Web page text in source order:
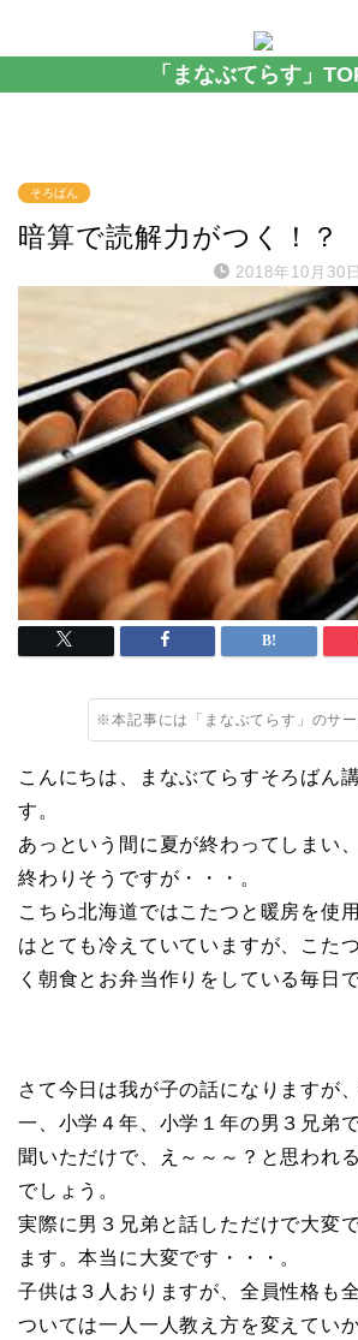
「まなぶてらす」
そろばん
暗算で読解力がつく！？
2018年10月30日
※本記事には「まなぶてらす」のサ
こんにちは、まなぶてらすそろばん
す。
あっという間に夏が終わってしまい
終わりそうですが・・・。
こちら北海道ではこたつと暖房を使
はとても冷えていていますが、こた
く朝食とお弁当作りをしている毎日で
さて今日は我が子の話になりますが
一、小学４年、小学１年の男３兄弟
聞いただけで、え～～～？と思われ
でしょう。
実際に男３兄弟と話しただけで大変
ます。本当に大変です・・・。
子供は３人おりますが、全員性格も
ついては一人一人教え方を変えてい